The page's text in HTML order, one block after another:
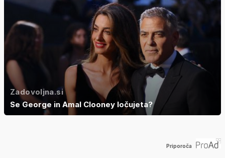
Zadovoljna.si
Se George in Amal Clooney ločujeta?
Priporoča